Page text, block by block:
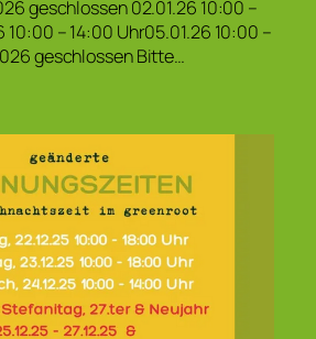
geschlossen 02.01.26 10:00 –
10:00 – 14:00 Uhr05.01.26 10:00 –
geschlossen Bitte…